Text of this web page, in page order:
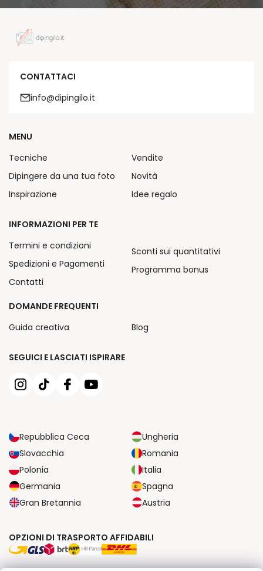
CONTATTACI
info@dipingilo.it
SEGUICI E LASCIATI ISPIRARE
Repubblica Ceca
Ungheria
Slovacchia
Romania
Polonia
Italia
Germania
Spagna
Gran Bretannia
Austria
MENU
Tecniche
Dipingere da una tua foto
Inspirazione
Vendite
Novità
Idee regalo
INFORMAZIONI PER TE
Termini e condizioni
Spedizioni e Pagamenti
Contatti
Sconti sui quantitativi
Programma bonus
DOMANDE FREQUENTI
Guida creativa
Blog
OPZIONI DI TRASPORTO AFFIDABILI